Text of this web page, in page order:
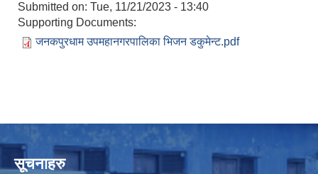
Submitted on: Tue, 11/21/2023 - 13:40
Supporting Documents:
जनकपुरधाम उपमहानगरपालिका भिजन डकुमेन्ट.pdf
सूचनाहरु